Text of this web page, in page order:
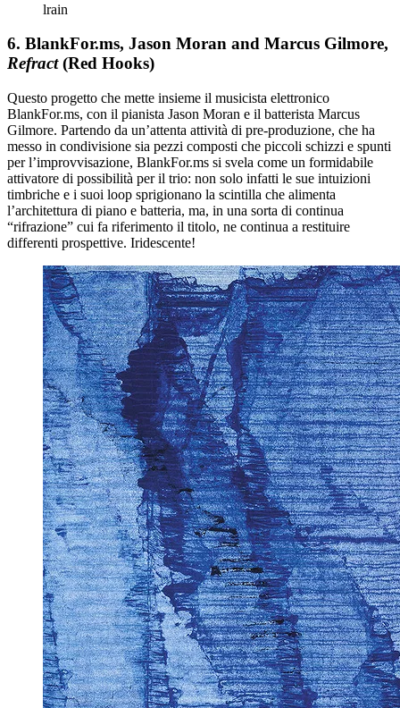
lrain
6. BlankFor.ms, Jason Moran and Marcus Gilmore,
Refract(Red Hooks)
Questo progetto che mette insieme il musicista elettronico
BlankFor.ms, con il pianista Jason Moran e il batterista Marcus
Gilmore. Partendo da un’attenta attività di pre-produzione, che ha
messo in condivisione sia pezzi composti che piccoli schizzi e spunti
per l’improvvisazione, BlankFor.ms si svela come un formidabile
attivatore di possibilità per il trio: non solo infatti le sue intuizioni
timbriche e i suoi loop sprigionano la scintilla che alimenta
l’architettura di piano e batteria, ma, in una sorta di continua
“rifrazione” cui fa riferimento il titolo, ne continua a restituire
differenti prospettive. Iridescente!